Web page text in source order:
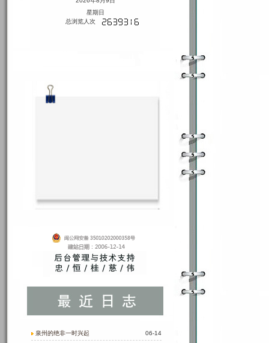
星期日
总浏览人次
06-14
泉州的绝非一时兴起